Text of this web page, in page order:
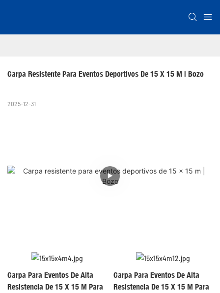
Carpa Resistente Para Eventos Deportivos De 15 X 15 M | Bozo
2025-12-31
Carpa Para Eventos De Alta
Resistencia De 15 X 15 M Para
Carpa Para Eventos De Alta
Resistencia De 15 X 15 M Para